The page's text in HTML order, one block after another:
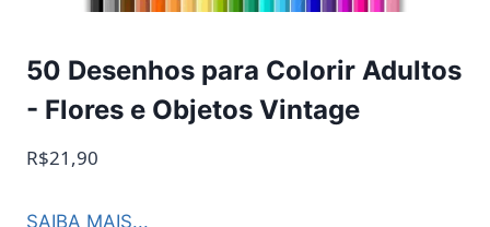
50 Desenhos para Colorir Adultos
- Flores e Objetos Vintage
R$21,90
SAIBA MAIS...